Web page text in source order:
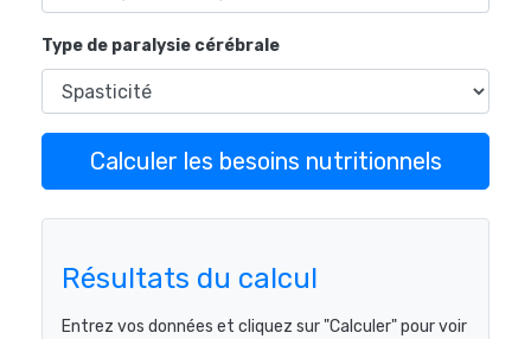
Type de paralysie cérébrale
Calculer les besoins nutritionnels
Résultats du calcul
Entrez vos données et cliquez sur "Calculer" pour voir